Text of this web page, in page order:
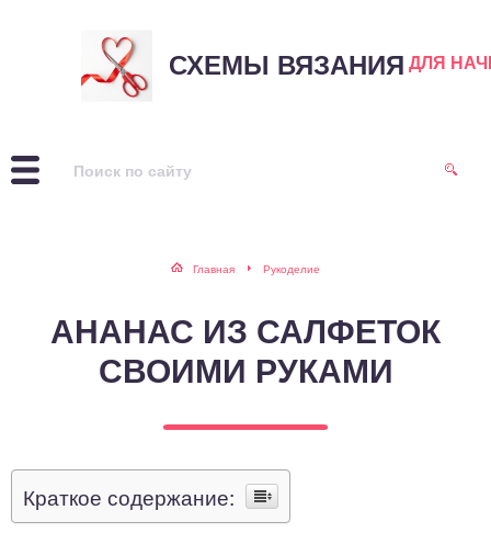
СХЕМЫ ВЯЗАНИЯ ДЛЯ
Главная Рукоделие
АНАНАС ИЗ САЛФЕТОК
СВОИМИ РУКАМИ
Краткое содержание: